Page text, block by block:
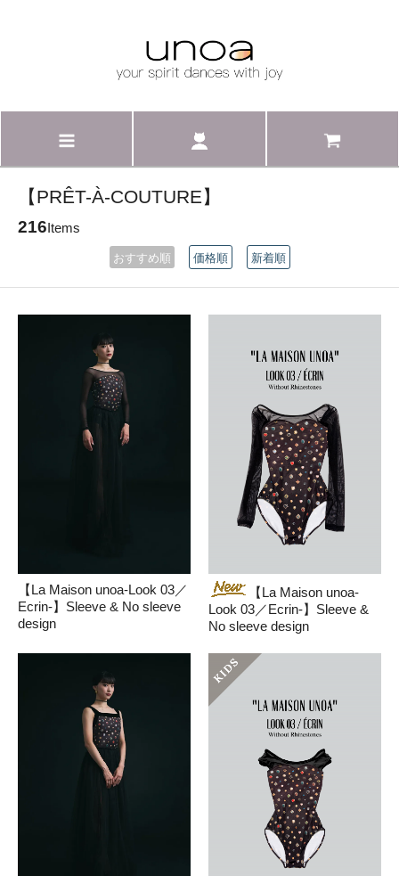
【PRÊT-À-COUTURE】
216Items
おすすめ順 価格順 新着順
【La Maison unoa-Look 03／
Ecrin-】Sleeve & No sleeve
design
【La Maison unoa-
Look 03／Ecrin-】Sleeve &
No sleeve design